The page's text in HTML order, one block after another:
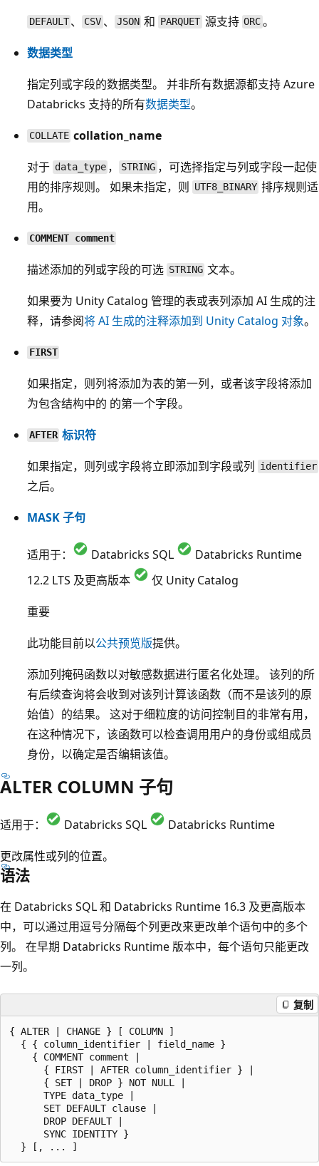
DEFAULT 、 CSV、 JSON 和 PARQUET 源支持 ORC。
数据类型
指定列或字段的数据类型。 并非所有数据源都支持 Azure
Databricks 支持的所有数据类型。
COLLATE collation_name
对于 data_type ， STRING ，可选择指定与列或字段一起使
用的排序规则。 如果未指定，则 UTF8_BINARY 排序规则适
用。
COMMENT comment
描述添加的列或字段的可选 STRING 文本。
如果要为 Unity Catalog 管理的表或表列添加 AI 生成的注
释，请参阅将 AI 生成的注释添加到 Unity Catalog 对象。
FIRST
如果指定，则列将添加为表的第一列，或者该字段将添加
为包含结构中的 的第一个字段。
AFTER 标识符
如果指定，则列或字段将立即添加到字段或列 identifier
之后。
MASK 子句
适用于： Databricks SQL
Databricks Runtime
12.2 LTS 及更高版本
仅 Unity Catalog
重要
此功能目前以公共预览版提供。
添加列掩码函数以对敏感数据进行匿名化处理。 该列的所
有后续查询将会收到对该列计算该函数（而不是该列的原
始值）的结果。 这对于细粒度的访问控制目的非常有用，
在这种情况下，该函数可以检查调用用户的身份或组成员
身份，以确定是否编辑该值。
ALTER COLUMN 子句
适用于： Databricks SQL
Databricks Runtime
更改属性或列的位置。
语法
在 Databricks SQL 和 Databricks Runtime 16.3 及更高版本
中，可以通过用逗号分隔每个列更改来更改单个语句中的多个
列。 在早期 Databricks Runtime 版本中，每个语句只能更改
一列。
复制
{ ALTER | CHANGE } [ COLUMN ]
  { { column_identifier | field_name }
    { COMMENT comment |
      { FIRST | AFTER column_identifier } |
      { SET | DROP } NOT NULL |
      TYPE data_type |
      SET DEFAULT clause |
      DROP DEFAULT |
      SYNC IDENTITY }